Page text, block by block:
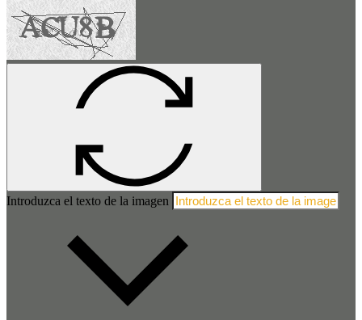
Introduzca el texto de la imagen